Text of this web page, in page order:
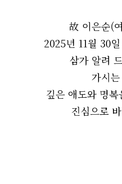
故 이은순(
2025년 11월 30
삼가 알려
가시
깊은 애도와 명복
진심으로